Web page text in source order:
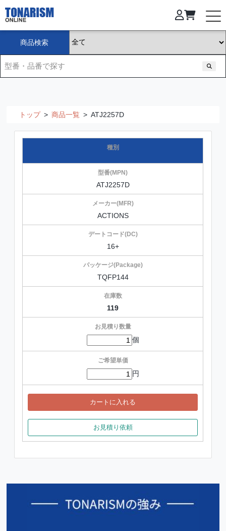
商品検索
トップ > 商品一覧 > ATJ2257D
ATJ2257D
ACTIONS
16+
TQFP144
119
個
円
カートに入れる
お見積り依頼